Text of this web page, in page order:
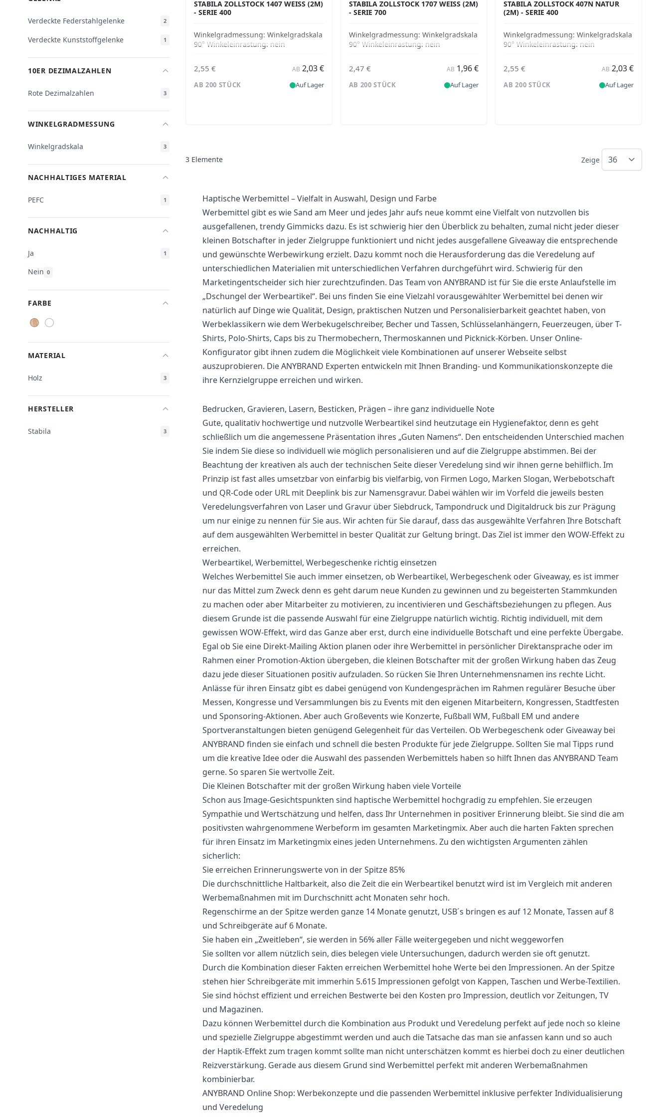
Verdeckte Federstahlgelenke 2
Verdeckte Kunststoffgelenke 1
10ER DEZIMALZAHLEN
Rote Dezimalzahlen 3
WINKELGRADMESSUNG
Winkelgradskala 3
NACHHALTIGES MATERIAL
PEFC 1
NACHHALTIG
Ja 1
Nein 0
FARBE
MATERIAL
Holz 3
HERSTELLER
Stabila 3
STABILA ZOLLSTOCK 1407 WEISS (2M) -
SERIE 400
Winkelgradmessung: Winkelgradskala
90° Winkeleinrastung: nein
2,55 € AB 2,03 €
AB 200 STÜCK Auf Lager
STABILA ZOLLSTOCK 1707 WEISS (2M) -
SERIE 700
Winkelgradmessung: Winkelgradskala
90° Winkeleinrastung: nein
2,47 € AB 1,96 €
AB 200 STÜCK Auf Lager
STABILA ZOLLSTOCK 407N NATUR
(2M) - SERIE 400
Winkelgradmessung:Winkelgradskala
90° Winkeleinrastung: nein
2,55 € AB 2,03 €
AB 200 STÜCK Auf Lager
3 Elemente Zeige
Haptische Werbemittel – Vielfalt in Auswahl, Design und Farbe
Werbemittel gibt es wie Sand am Meer und jedes Jahr aufs neue kommt eine Vielfalt von nutzvollen bis
ausgefallenen, trendy Gimmicks dazu. Es ist schwierig hier den Überblick zu behalten, zumal nicht jeder dieser
kleinen Botschafter in jeder Zielgruppe funktioniert und nicht jedes ausgefallene Giveaway die entsprechende
und gewünschte Werbewirkung erzielt. Dazu kommt noch die Herausforderung das die Veredelung auf
unterschiedlichen Materialien mit unterschiedlichen Verfahren durchgeführt wird. Schwierig für den
Marketingentscheider sich hier zurechtzufinden. Das Team von ANYBRAND ist für Sie die erste Anlaufstelle im
„Dschungel der Werbeartikel“. Bei uns finden Sie eine Vielzahl vorausgewählter Werbemittel bei denen wir
natürlich auf Dinge wie Qualität, Design, praktischen Nutzen und Personalisierbarkeit geachtet haben, von
Werbeklassikern wie dem Werbekugelschreiber, Becher und Tassen, Schlüsselanhängern, Feuerzeugen, über T-
Shirts, Polo-Shirts, Caps bis zu Thermobechern, Thermoskannen und Picknick-Körben. Unser Online-
Konfigurator gibt ihnen zudem die Möglichkeit viele Kombinationen auf unserer Webseite selbst
auszuprobieren. Die ANYBRAND Experten entwickeln mit Ihnen Branding- und Kommunikationskonzepte die
ihre Kernzielgruppe erreichen und wirken.
Bedrucken, Gravieren, Lasern, Besticken, Prägen – ihre ganz individuelle Note
Gute, qualitativ hochwertige und nutzvolle Werbeartikel sind heutzutage ein Hygienefaktor, denn es geht
schließlich um die angemessene Präsentation ihres „Guten Namens“. Den entscheidenden Unterschied machen
Sie indem Sie diese so individuell wie möglich personalisieren und auf die Zielgruppe abstimmen. Bei der
Beachtung der kreativen als auch der technischen Seite dieser Veredelung sind wir ihnen gerne behilflich. Im
Prinzip ist fast alles umsetzbar von einfarbig bis vielfarbig, von Firmen Logo, Marken Slogan, Werbebotschaft
und QR-Code oder URL mit Deeplink bis zur Namensgravur. Dabei wählen wir im Vorfeld die jeweils besten
Veredelungsverfahren von Laser und Gravur über Siebdruck, Tampondruck und Digitaldruck bis zur Prägung
um nur einige zu nennen für Sie aus. Wir achten für Sie darauf, dass das ausgewählte Verfahren Ihre Botschaft
auf dem ausgewählten Werbemittel in bester Qualität zur Geltung bringt. Das Ziel ist immer den WOW-Effekt zu
erreichen.
Werbeartikel, Werbemittel, Werbegeschenke richtig einsetzen
Welches Werbemittel Sie auch immer einsetzen, ob Werbeartikel, Werbegeschenk oder Giveaway, es ist immer
nur das Mittel zum Zweck denn es geht darum neue Kunden zu gewinnen und zu begeisterten Stammkunden
zu machen oder aber Mitarbeiter zu motivieren, zu incentivieren und Geschäftsbeziehungen zu pflegen. Aus
diesem Grunde ist die passende Auswahl für eine Zielgruppe natürlich wichtig. Richtig individuell, mit dem
gewissen WOW-Effekt, wird das Ganze aber erst, durch eine individuelle Botschaft und eine perfekte Übergabe.
Egal ob Sie eine Direkt-Mailing Aktion planen oder ihre Werbemittel in persönlicher Direktansprache oder im
Rahmen einer Promotion-Aktion übergeben, die kleinen Botschafter mit der großen Wirkung haben das Zeug
dazu jede dieser Situationen positiv aufzuladen. So rücken Sie Ihren Unternehmensnamen ins rechte Licht.
Anlässe für ihren Einsatz gibt es dabei genügend von Kundengesprächen im Rahmen regulärer Besuche über
Messen, Kongresse und Versammlungen bis zu Events mit den eigenen Mitarbeitern, Kongressen, Stadtfesten
und Sponsoring-Aktionen. Aber auch Großevents wie Konzerte, Fußball WM, Fußball EM und andere
Sportveranstaltungen bieten genügend Gelegenheit für das Verteilen. Ob Werbegeschenk oder Giveaway bei
ANYBRAND finden sie einfach und schnell die besten Produkte für jede Zielgruppe. Sollten Sie mal Tipps rund
um die kreative Idee oder die Auswahl des passenden Werbemittels haben so hilft Ihnen das ANYBRAND Team
gerne. So sparen Sie wertvolle Zeit.
Die Kleinen Botschafter mit der großen Wirkung haben viele Vorteile
Schon aus Image-Gesichtspunkten sind haptische Werbemittel hochgradig zu empfehlen. Sie erzeugen
Sympathie und Wertschätzung und helfen, dass Ihr Unternehmen in positiver Erinnerung bleibt. Sie sind die am
positivsten wahrgenommene Werbeform im gesamten Marketingmix. Aber auch die harten Fakten sprechen
für ihren Einsatz im Marketingmix eines jeden Unternehmens. Zu den wichtigsten Argumenten zählen
sicherlich:
Sie erreichen Erinnerungswerte von in der Spitze 85%
Die durchschnittliche Haltbarkeit, also die Zeit die ein Werbeartikel benutzt wird ist im Vergleich mit anderen
Werbemaßnahmen mit im Durchschnitt acht Monaten sehr hoch.
Regenschirme an der Spitze werden ganze 14 Monate genutzt, USB´s bringen es auf 12 Monate, Tassen auf 8
und Schreibgeräte auf 6 Monate.
Sie haben ein „Zweitleben“, sie werden in 56% aller Fälle weitergegeben und nicht weggeworfen
Sie sollten vor allem nützlich sein, dies belegen viele Untersuchungen, dadurch werden sie oft genutzt.
Durch die Kombination dieser Fakten erreichen Werbemittel hohe Werte bei den Impressionen. An der Spitze
stehen hier Schreibgeräte mit immerhin 5.615 Impressionen gefolgt von Kappen, Taschen und Werbe-Textilien.
Sie sind höchst effizient und erreichen Bestwerte bei den Kosten pro Impression, deutlich vor Zeitungen, TV
und Magazinen.
Dazu können Werbemittel durch die Kombination aus Produkt und Veredelung perfekt auf jede noch so kleine
und spezielle Zielgruppe abgestimmt werden und auch die Tatsache das man sie anfassen kann und so auch
der Haptik-Effekt zum tragen kommt sollte man nicht unterschätzen kommt es hierbei doch zu einer deutlichen
Reizverstärkung. Gerade aus diesem Grund sind Werbemittel perfekt mit anderen Werbemaßnahmen
kombinierbar.
ANYBRAND Online Shop: Werbekonzepte und die passenden Werbemittel inklusive perfekter Individualisierung
und Veredelung